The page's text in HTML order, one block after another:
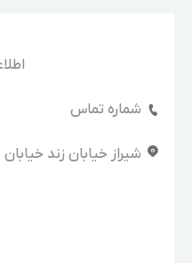
شماره تماس
شیراز خیابان زند